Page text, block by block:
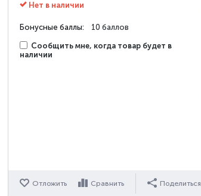
Нет в наличии
Бонусные баллы: 10 баллов
Сообщить мне, когда товар будет в
наличии
Отложить Сравнить Поделиться